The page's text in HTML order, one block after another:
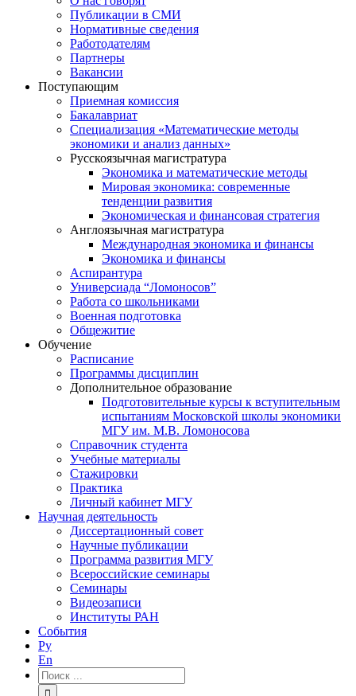
Публикации в СМИ
Нормативные сведения
Работодателям
Партнеры
Вакансии
Поступающим
Приемная комиссия
Бакалавриат
Специализация «Математические методы
экономики и анализ данных»
Русскоязычная магистратура
Экономика и математические методы
Мировая экономика: современные
тенденции развития
Экономическая и финансовая стратегия
Англоязычная магистратура
Международная экономика и финансы
Экономика и финансы
Аспирантура
Универсиада “Ломоносов”
Работа со школьниками
Военная подготовка
Общежитие
Обучение
Расписание
Программы дисциплин
Дополнительное образование
Подготовительные курсы к вступительным
испытаниям Московской школы экономики
МГУ им. М.В. Ломоносова
Справочник студента
Учебные материалы
Стажировки
Практика
Личный кабинет МГУ
Научная деятельность
Диссертационный совет
Научные публикации
Программа развития МГУ
Всероссийские семинары
Семинары
Видеозаписи
Институты РАН
События
Ру
En
Результат
поиска: